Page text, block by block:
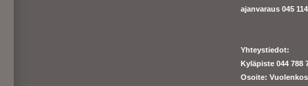
ajanvaraus 045
Yhteystiedot:
Kyläpiste 044 788
Osoite: